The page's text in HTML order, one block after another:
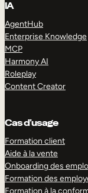
IA
AgentHub
Enterprise Knowledge
MCP
Harmony AI
Roleplay
Content Creator
Cas d’usage
Formation client
Aide à la vente
Onboarding des
Formation des
Formation à la